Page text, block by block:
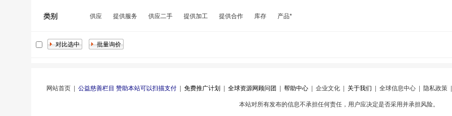
类别 供应 提供服务 供应二手 提供加工 提供合作 库存 产品*
网站首页| 公益慈善栏目 赞助本站可以扫描支付| 免费推广计划 全球资源网顾问团 帮助中心| 企业文化| 关于我们 全球信息中心| 隐私政策
心|违规举报
本站对所有发布的信息不承担任何责任，用户应决定是否采用并承担风险。